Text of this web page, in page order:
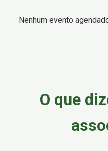
Nenhum evento
O que